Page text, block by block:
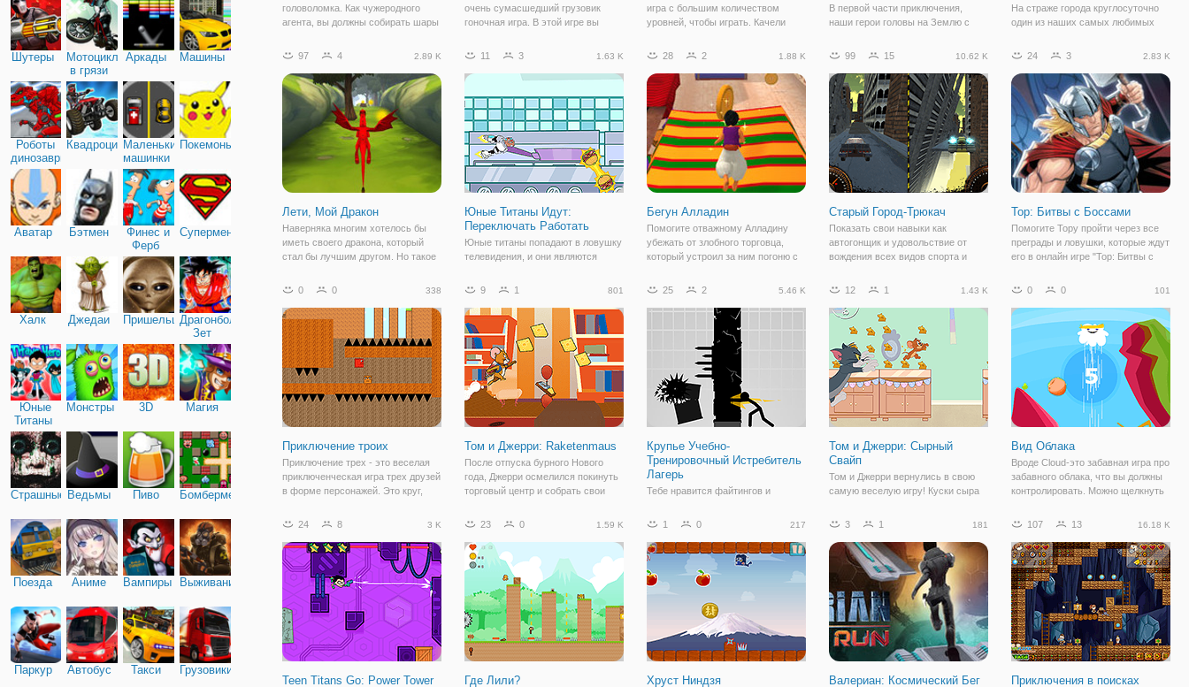
Шутеры
Мотоциклы
в грязи
Аркады Машины
Роботы
динозавры
КвадроциклыМаленькие
машинки
Покемоны
Аватар Бэтмен
Финес и
Ферб
Супермен
Халк Джедаи ПришельцыДрагонболл
Зет
Юные
Титаны
Монстры 3D Магия
Страшные Ведьмы Пиво Бомбермен
Поезда Аниме Вампиры Выживание
Паркур Автобус Такси Грузовики
головоломка. Как чужеродного
агента, вы должны собирать шары
их разновидность коллективной.
очень сумасшедший грузовик
гоночная игра. В этой игре вы
вождении автомобиля с высоко
грузовика, вы проиграете.
игра с большим количеством
уровней, чтобы играть. Качели
паутиной, чтобы избежать
больше своего тела - части и
добраться до
В первой части приключения,
наши герои головы на Землю с
Но их враги в космосе
прежде чем они могли
путешествовать на полпути к
Земле! В этот раз они захватили
На страже города круглосуточно
один из наших самых любимых
паук. Снова его городу угрожает
врагов. На этот раз отряд злодеев
прибыл с более серьезными
97 4 2.89 K
Лети, Мой Дракон
Наверняка многим хотелось бы
иметь своего дракона, который
стал бы лучшим другом. Но такое
например, в игре "Лети, Мой
увлекательная игра, которая
станет отличной
11 3 1.63 K
Юные Титаны Идут:
Переключать Работать
Юные титаны попадают в ловушку
телевидения, и они являются
контролируют. Тем не менее, в
монеты в сложном забеге. Каждый
раз, когда вы возвращаетесь в
меню "Пуск",
28 2 1.88 K
Бегун Алладин
Помогите отважному Алладину
убежать от злобного торговца,
который устроил за ним погоню с
Алладин". Это увлекательный и
стиле, в котором вам нужно
99 15 10.62 K
Старый Город-Трюкач
Показать свои навыки как
автогонщик и удовольствие от
вождения всех видов спорта и
заброшенный город. Не попасть в
завершить свою миссию без
времени и иметь
24 3 2.83 K
Тор: Битвы с Боссами
Помогите Тору пройти через все
преграды и ловушки, которые ждут
его в онлайн игре "Тор: Битвы с
бродилка в приключенческом
перемещаться по локациям и
помогать Тору
0 0 338
Приключение троих
Приключение трех - это веселая
приключенческая игра трех друзей
в форме персонажей. Это круг,
них обладает особыми
их обнаружить. Помогите этим 3
друзьям в
9 1 801
Том и Джерри: Raketenmaus
После отпуска бурного Нового
года, Джерри осмелился покинуть
торговый центр и собрать свои
вкусностей, он обнаружил
решил использовать его в
качестве
25 2 5.46 K
Крупье Учебно-
Тренировочный Истребитель
Лагерь
Тебе нравится файтингов и
youTrain, чтобы быть самым
от бесконечной железный столб в
самой быстрой игра, когда-либо
положить ваши рефлексы на тест
unleach
12 1 1.43 K
Том и Джерри: Сырный
Свайп
Том и Джерри вернулись в свою
самую веселую игру! Куски сыра
Джерри хочет съесть их все!
множество знакомых сцен из шоу,
собирая как можно больше
кусочков сыра. О нет,
0 0 101
Вид Облака
Вроде Cloud-это забавная игра про
забавного облака, что вы должны
контролировать. Можно щелкнуть
подпрыгивать. Вам нужно собрать
получить более высокие баллы и
24 8 3 K
Teen Titans Go: Power Tower
23 0 1.59 K
Где Лили?
1 0 217
Хруст Ниндзя
3 1 181
Валериан: Космический Бег
107 13 16.18 K
Приключения в поисках